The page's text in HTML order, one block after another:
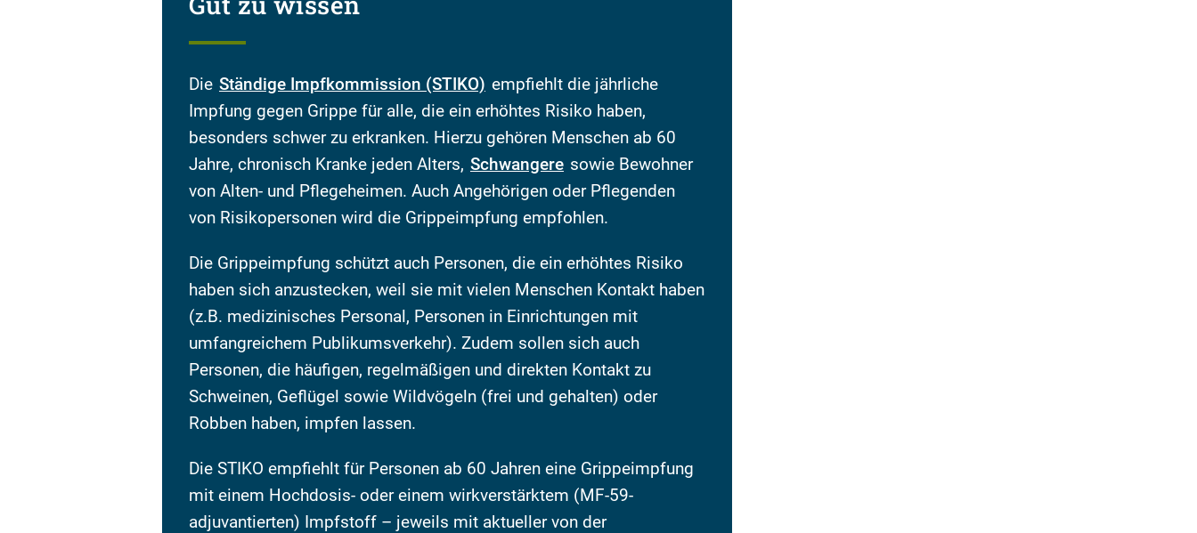
Die Ständige Impfkommission (STIKO) empfiehlt die jährliche
Impfung gegen Grippe für alle, die ein erhöhtes Risiko haben,
besonders schwer zu erkranken. Hierzu gehören Menschen ab 60
Jahre, chronisch Kranke jeden Alters, Schwangere sowie Bewohner
von Alten- und Pflegeheimen. Auch Angehörigen oder Pflegenden
von Risikopersonen wird die Grippeimpfung empfohlen.
Die Grippeimpfung schützt auch Personen, die ein erhöhtes Risiko
haben sich anzustecken, weil sie mit vielen Menschen Kontakt haben
(z.B. medizinisches Personal, Personen in Einrichtungen mit
umfangreichem Publikumsverkehr). Zudem sollen sich auch
Personen, die häufigen, regelmäßigen und direkten Kontakt zu
Schweinen, Geflügel sowie Wildvögeln (frei und gehalten) oder
Robben haben, impfen lassen.
Die STIKO empfiehlt für Personen ab 60 Jahren eine Grippeimpfung
mit einem Hochdosis- oder einem wirkverstärktem (MF-59-
adjuvantierten) Impfstoff – jeweils mit aktueller von der